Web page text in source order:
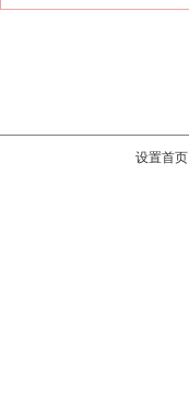
设置首页